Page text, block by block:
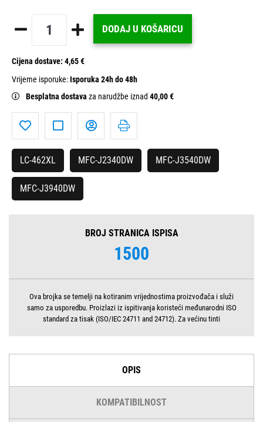
DODAJ U KOŠARICU
Cijena dostave: 4,65 €
Vrijeme isporuke:Isporuka 24h do 48h
Besplatna dostava za narudžbe iznad 40,00 €
LC-462XL MFC-J2340DW MFC-J3540DW
MFC-J3940DW
BROJ STRANICA ISPISA
1500
Ova brojka se temelji na kotiranim vrijednostima proizvođača i služi
samo za usporedbu. Proizlazi iz ispitivanja koristeći međunarodni ISO
standard za tisak (ISO/IEC 24711 and 24712). Za većinu tinti
OPIS
KOMPATIBILNOST